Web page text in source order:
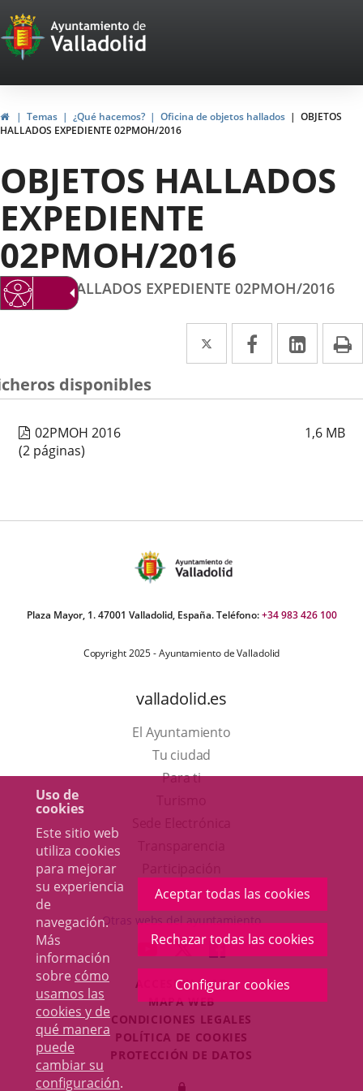
Uso de
cookies
Este sitio web
utiliza cookies
para mejorar
su experiencia
de
navegación.
Más
información
sobre cómo
usamos las
cookies y de
qué manera
puede
cambiar su
configuración.
Aceptar todas las cookies
Rechazar todas las cookies
Configurar cookies
Portal
Web
del
Ayuntamiento
de
Valladolid
InicioTemas ¿Qué hacemos? Oficina de objetos hallados
OBJETOS
HALLADOS EXPEDIENTE 02PMOH/2016
OBJETOS HALLADOS
EXPEDIENTE
02PMOH/2016
OBJETOS HALLADOS EXPEDIENTE 02PMOH/2016
Twitter
Enlace
a
una
Facebook
Enlace
a
una
externa.
Enlace
a
una
disponibles
02PMOH 2016 1,6 MB
(2 páginas)
Plaza Mayor, 1. 47001 Valladolid, España. Teléfono:+34 983 426 100
Copyright 2025 - Ayuntamiento de Valladolid
valladolid.es
El Ayuntamiento
Tu ciudad
Para ti
en
una
ventana
nueva.
aplicación
externa.
Otras webs del ayuntamiento
ENLACE
A
UNA
APLICACIÓN
EXTERNA.
ENLACE
A
UNA
APLICACIÓN
EXTERNA.
ENLACE
A
UNA
EXTERNA.
ACCESIBILIDAD
MAPA WEB
CONDICIONES LEGALES
POLÍTICA DE COOKIES
PROTECCIÓN DE DATOS
Iniciar